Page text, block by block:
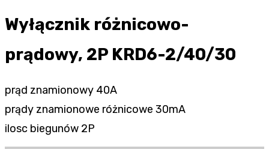
Wyłącznik różnicowo-
prądowy, 2P KRD6-2/40/30
prąd znamionowy 40A
prądy znamionowe różnicowe 30mA
ilosc biegunów 2P